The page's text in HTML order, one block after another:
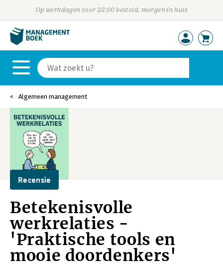
Op werkdagen voor 23:00 besteld, morgen in huis
Algemeen management
Recensie
Betekenisvolle
werkrelaties -
'Praktische tools en
mooie doordenkers'